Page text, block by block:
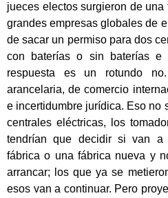
jueces electos surgieron de
grandes empresas globales de
de sacar un permiso para dos
con baterías o sin baterías
respuesta es un rotundo
arancelaria, de comercio
e incertidumbre jurídica. Eso no
centrales eléctricas, los
tendrían que decidir si van a
fábrica o una fábrica nueva y
arrancar; los que ya se
esos van a continuar. Pero